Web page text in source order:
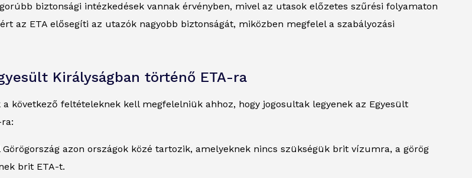
biztonsági intézkedések vannak érvényben, mivel az utasok előzetes szűrési folyamaton
az ETA elősegíti az utazók nagyobb biztonságát, miközben megfelel a szabályozási
Királyságban történő ETA-ra
következő feltételeknek kell megfelelniük ahhoz, hogy jogosultak legyenek az Egyesült
azon országok közé tartozik, amelyeknek nincs szükségük brit vízumra, a görög
brit ETA-t.